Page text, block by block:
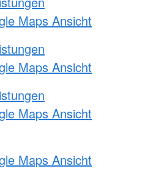
Maps Ansicht
Maps Ansicht
Maps Ansicht
Maps Ansicht